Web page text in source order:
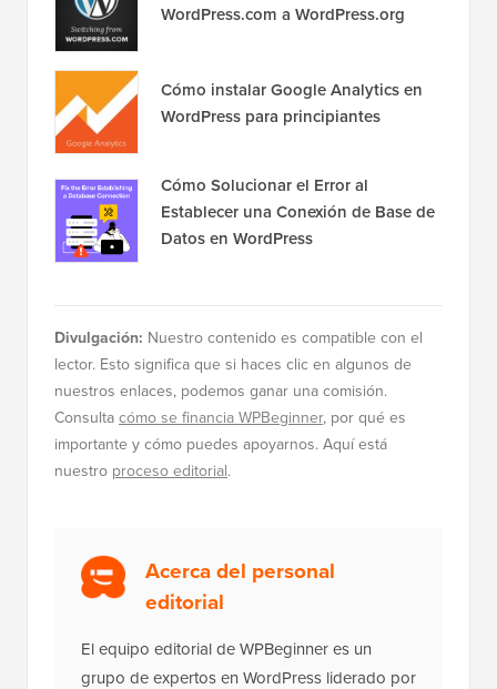
WordPress.com a WordPress.org
Cómo instalar Google Analytics en
WordPress para principiantes
Cómo Solucionar el Error al
Establecer una Conexión de Base de
Datos en WordPress
Divulgación: Nuestro contenido es compatible con el
lector. Esto significa que si haces clic en algunos de
nuestros enlaces, podemos ganar una comisión.
Consulta cómo se financia WPBeginner, por qué es
importante y cómo puedes apoyarnos. Aquí está
nuestro proceso editorial.
Acerca del personal
editorial
El equipo editorial de WPBeginner es un
grupo de expertos en WordPress liderado por